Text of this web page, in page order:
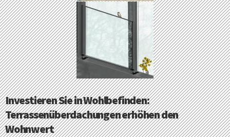
Investieren Sie in Wohlbefinden:
Terrassenüberdachungen erhöhen den
Wohnwert